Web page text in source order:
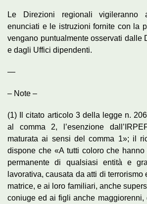
Le Direzioni regionali vigileranno
enunciati e le istruzioni fornite con la
vengano puntualmente osservati dalle
e dagli Uffici dipendenti.
—
– Note –
(1) Il citato articolo 3 della legge n.
al comma 2, l’esenzione
maturata ai sensi del comma 1»; il
dispone che «A tutti coloro che hanno
permanente di qualsiasi entità e
lavorativa, causata da atti di
matrice, e ai loro familiari, anche
coniuge ed ai figli anche maggiorenni,